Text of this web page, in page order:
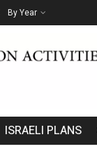
By Year
ISRAELI PLANS